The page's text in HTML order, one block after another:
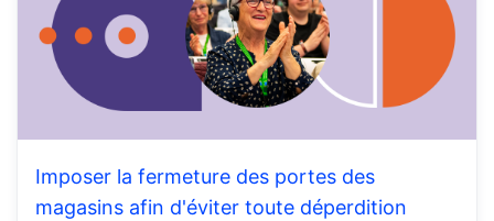
Imposer la fermeture des portes des
magasins afin d'éviter toute déperdition